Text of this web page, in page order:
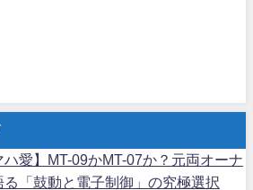
ハ愛】MT-09かMT-07か？元両オーナ
る「鼓動と電子制御」の究極選択